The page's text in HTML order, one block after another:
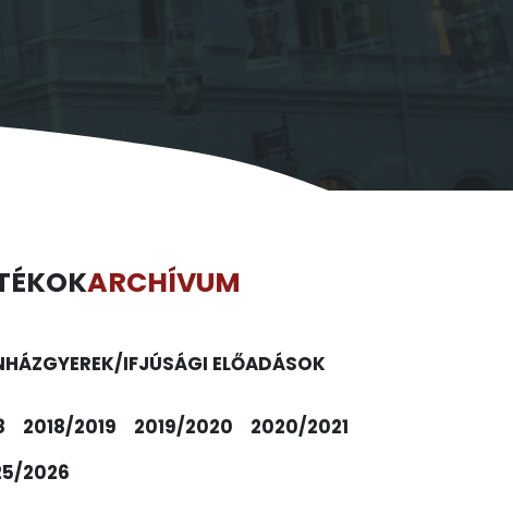
ARCHÍVUM
GYEREK/IFJÚSÁGI ELŐADÁSOK
2018/2019 2019/2020
2020/2021
2026